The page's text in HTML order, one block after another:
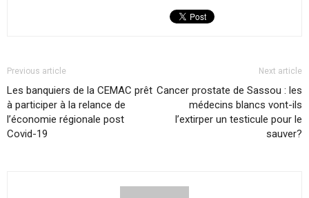
Previous article
Les banquiers de la CEMAC prêt
à participer à la relance de
l’économie régionale post
Covid-19
Next article
Cancer prostate de Sassou : les
médecins blancs vont-ils
l’extirper un testicule pour le
sauver?